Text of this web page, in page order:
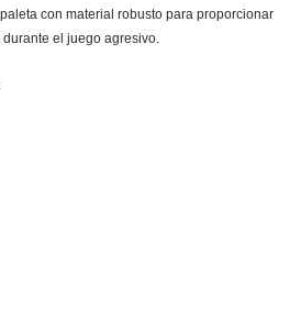
con material robusto para proporcionar
el juego agresivo.